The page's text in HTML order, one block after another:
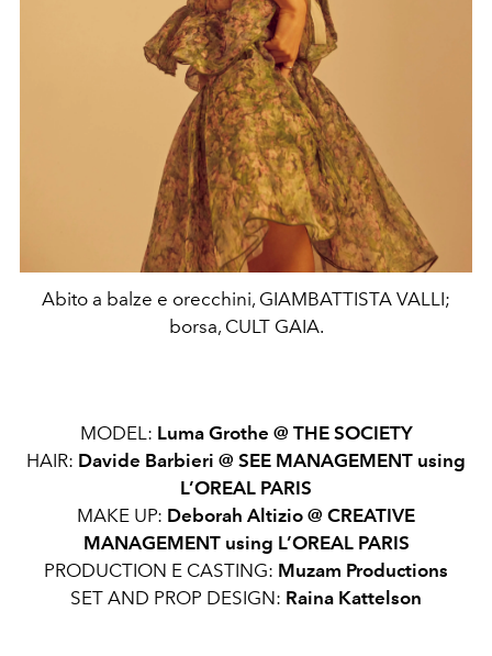
Abito a balze e orecchini, GIAMBATTISTA VALLI;
borsa, CULT GAIA.
MODEL: Luma Grothe @ THE SOCIETY
HAIR: Davide Barbieri @ SEE MANAGEMENT using
L’OREAL PARIS
MAKE UP: Deborah Altizio @ CREATIVE
MANAGEMENT using L’OREAL PARIS
PRODUCTION E CASTING: Muzam Productions
SET AND PROP DESIGN: Raina Kattelson